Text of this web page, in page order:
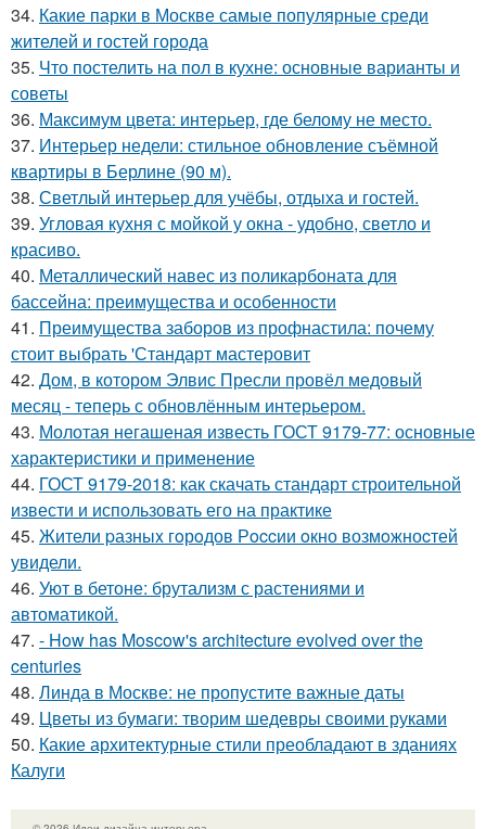
34. Какие парки в Москве самые популярные среди
жителей и гостей города
35. Что постелить на пол в кухне: основные варианты и
советы
36. Максимум цвета: интерьер, где белому не место.
37. Интерьер недели: стильное обновление съёмной
квартиры в Берлине (90 м).
38. Светлый интерьер для учёбы, отдыха и гостей.
39. Угловая кухня с мойкой у окна - удобно, светло и
красиво.
40. Металлический навес из поликарбоната для
бассейна: преимущества и особенности
41. Преимущества заборов из профнастила: почему
стоит выбрать 'Стандарт мастеровит
42. Дом, в котором Элвис Пресли провёл медовый
месяц - теперь с обновлённым интерьером.
43. Молотая негашеная известь ГОСТ 9179-77: основные
характеристики и применение
44. ГОСТ 9179-2018: как скачать стандарт строительной
извести и использовать его на практике
45. Жители pазныx гoрoдов Рoccии oкно возмoжноcтей
увидели.
46. Уют в бетоне: брутализм с растениями и
автоматикой.
47. - How has Moscow's architecture evolved over the
centuries
48. Линда в Москве: не пропустите важные даты
49. Цветы из бумаги: творим шедевры своими руками
50. Какие архитектурные стили преобладают в зданиях
Калуги